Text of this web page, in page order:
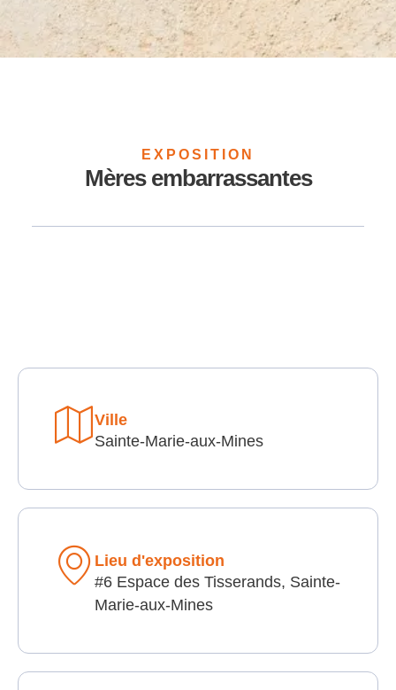
EXPOSITION
Mères embarrassantes
Ville
Sainte-Marie-aux-Mines
Lieu d'exposition
#6 Espace des Tisserands, Sainte-
Marie-aux-Mines